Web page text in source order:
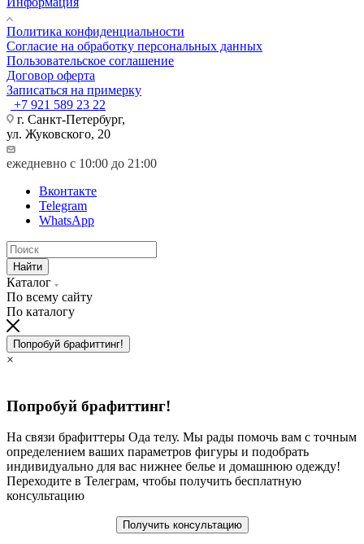
Политика конфиденциальности
Согласие на обработку персональных данных
Пользовательское соглашение
Договор оферта
Записаться на примерку
+7 921 589 23 22
г. Санкт-Петербург,
ул. Жуковского, 20
ежедневно с 10:00 до 21:00
Вконтакте
Telegram
WhatsApp
Найти
Каталог
По всему сайту
По каталогу
Попробуй брафиттинг!
×
Попробуй брафиттинг!
На связи брафиттеры Ода телу. Мы рады помочь вам с точным
определением ваших параметров фигуры и подобрать
индивидуально для вас нижнее белье и домашнюю одежду!
Переходите в Телеграм, чтобы получить бесплатную
консультацию
Получить консультацию